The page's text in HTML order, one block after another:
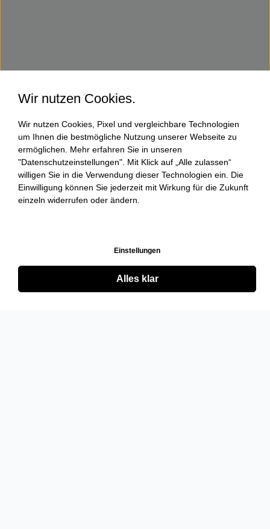
Wir nutzen Cookies.
Wir nutzen Cookies, Pixel und vergleichbare Technologien
um Ihnen die bestmögliche Nutzung unserer Webseite zu
ermöglichen. Mehr erfahren Sie in unseren
"Datenschutzeinstellungen". Mit Klick auf „Alle zulassen“
willigen Sie in die Verwendung dieser Technologien ein. Die
Einwilligung können Sie jederzeit mit Wirkung für die Zukunft
einzeln widerrufen oder ändern.
Einstellungen
Alles klar